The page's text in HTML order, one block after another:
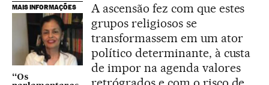
MAIS INFORMAÇÕES
“Os
A ascensão fez com que estes
grupos religiosos se
transformassem em um ator
político determinante, à custa
de impor na agenda valores